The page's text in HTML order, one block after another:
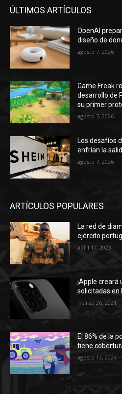
ÚLTIMOS ARTÍCULOS
OpenAI
diseño de
agosto 7, 2026
Game Freak
desarrollo de
su primer
agosto 7, 2026
Los desafíos
enfrían la
agosto 7, 2026
ARTÍCULOS POPULARES
La red de
ejército
abril 17, 2023
¡Apple creará
solicitadas en
marzo 26, 2021
El 86% de la
tiene
agosto 13, 2024